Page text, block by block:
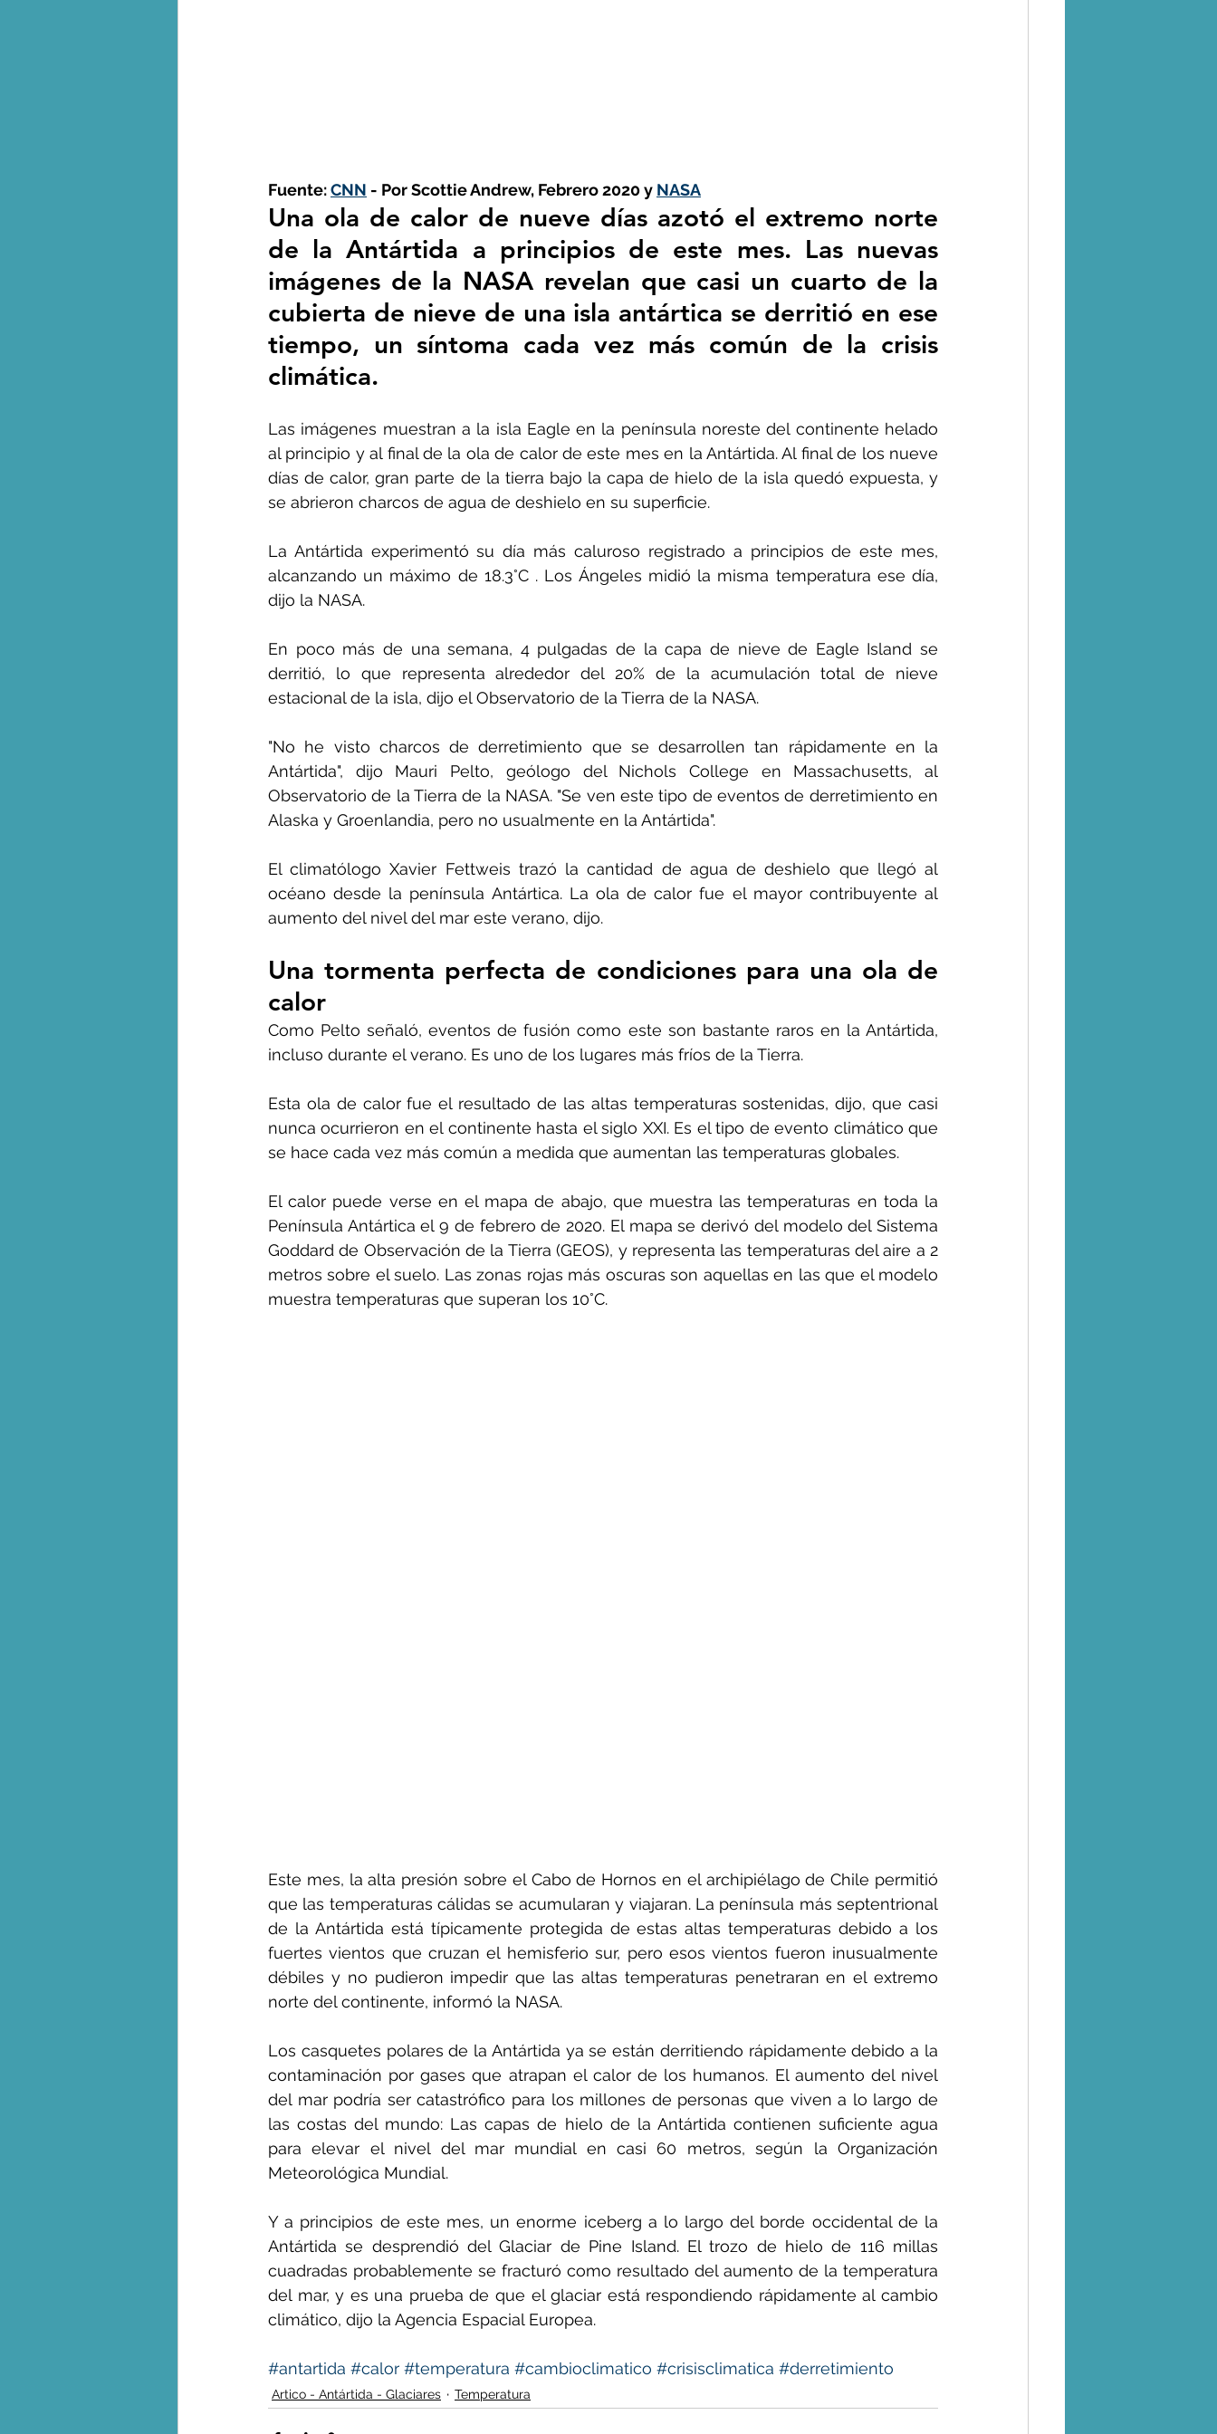
Fuente: CNN - Por Scottie Andrew, Febrero 2020 y NASA
Una ola de calor de nueve días azotó el extremo norte
de la Antártida a principios de este mes. Las nuevas
imágenes de la NASA revelan que casi un cuarto de la
cubierta de nieve de una isla antártica se derritió en ese
tiempo, un síntoma cada vez más común de la crisis
climática.
Las imágenes muestran a la isla Eagle en la península noreste del continente helado
al principio y al final de la ola de calor de este mes en la Antártida. Al final de los nueve
días de calor, gran parte de la tierra bajo la capa de hielo de la isla quedó expuesta, y
se abrieron charcos de agua de deshielo en su superficie.
La Antártida experimentó su día más caluroso registrado a principios de este mes,
alcanzando un máximo de 18.3°C . Los Ángeles midió la misma temperatura ese día,
dijo la NASA.
En poco más de una semana, 4 pulgadas de la capa de nieve de Eagle Island se
derritió, lo que representa alrededor del 20% de la acumulación total de nieve
estacional de la isla, dijo el Observatorio de la Tierra de la NASA.
"No he visto charcos de derretimiento que se desarrollen tan rápidamente en la
Antártida", dijo Mauri Pelto, geólogo del Nichols College en Massachusetts, al
Observatorio de la Tierra de la NASA. "Se ven este tipo de eventos de derretimiento en
Alaska y Groenlandia, pero no usualmente en la Antártida".
El climatólogo Xavier Fettweis trazó la cantidad de agua de deshielo que llegó al
océano desde la península Antártica. La ola de calor fue el mayor contribuyente al
aumento del nivel del mar este verano, dijo.
Una tormenta perfecta de condiciones para una ola de
calor
Como Pelto señaló, eventos de fusión como este son bastante raros en la Antártida,
incluso durante el verano. Es uno de los lugares más fríos de la Tierra.
Esta ola de calor fue el resultado de las altas temperaturas sostenidas, dijo, que casi
nunca ocurrieron en el continente hasta el siglo XXI. Es el tipo de evento climático que
se hace cada vez más común a medida que aumentan las temperaturas globales.
El calor puede verse en el mapa de abajo, que muestra las temperaturas en toda la
Península Antártica el 9 de febrero de 2020. El mapa se derivó del modelo del Sistema
Goddard de Observación de la Tierra (GEOS), y representa las temperaturas del aire a 2
metros sobre el suelo. Las zonas rojas más oscuras son aquellas en las que el modelo
muestra temperaturas que superan los 10°C.
Este mes, la alta presión sobre el Cabo de Hornos en el archipiélago de Chile permitió
que las temperaturas cálidas se acumularan y viajaran. La península más septentrional
de la Antártida está típicamente protegida de estas altas temperaturas debido a los
fuertes vientos que cruzan el hemisferio sur, pero esos vientos fueron inusualmente
débiles y no pudieron impedir que las altas temperaturas penetraran en el extremo
norte del continente, informó la NASA.
Los casquetes polares de la Antártida ya se están derritiendo rápidamente debido a la
contaminación por gases que atrapan el calor de los humanos. El aumento del nivel
del mar podría ser catastrófico para los millones de personas que viven a lo largo de
las costas del mundo: Las capas de hielo de la Antártida contienen suficiente agua
para elevar el nivel del mar mundial en casi 60 metros, según la Organización
Meteorológica Mundial.
Y a principios de este mes, un enorme iceberg a lo largo del borde occidental de la
Antártida se desprendió del Glaciar de Pine Island. El trozo de hielo de 116 millas
cuadradas probablemente se fracturó como resultado del aumento de la temperatura
del mar, y es una prueba de que el glaciar está respondiendo rápidamente al cambio
climático, dijo la Agencia Espacial Europea.
#antartida #calor #temperatura #cambioclimatico #crisisclimatica #derretimiento
Artico - Antártida - Glaciares Temperatura